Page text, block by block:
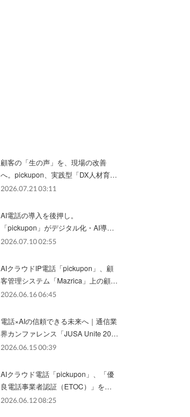
顧客の「生の声」を、現場の改善
へ。pickupon、実践型「DX人材育…
2026.07.21 03:11
AI電話の導入を後押し。
「pickupon」がデジタル化・AI導…
2026.07.10 02:55
AIクラウドIP電話「pickupon」、顧
客管理システム「Mazrica」上の顧…
2026.06.16 06:45
電話×AIの信頼できる未来へ｜通信業
界カンファレンス「JUSA Unite 20…
2026.06.15 00:39
AIクラウド電話「pickupon」、「優
良電話事業者認証（ETOC）」を…
2026.06.12 08:25